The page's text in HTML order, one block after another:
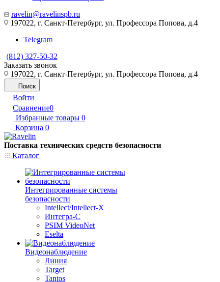
ravelin@ravelinspb.ru
197022, г. Санкт-Петербург, ул. Профессора Попова, д.4
Telegram
(812) 327-50-32
Заказать звонок
197022, г. Санкт-Петербург, ул. Профессора Попова, д.4
Поиск
Войти
Сравнение0
Избранные товары 0
Корзина 0
Поставка технических средств безопасности
Каталог
Интегрированные системы
безопасности
Intellect/Intellect-X
Интегра-С
PSIM VideoNet
Eselta
Видеонаблюдение
Линия
Target
Tantos